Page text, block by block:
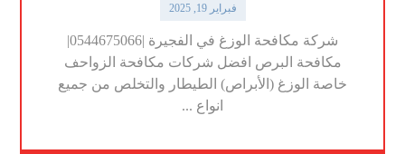
فبراير 19, 2025
شركة مكافحة الوزغ في الفجيرة |0544675066|
مكافحة البرص افضل شركات مكافحة الزواحف
خاصة الوزغ (الأبراص) الطيطار والتخلص من جميع
انواع ...